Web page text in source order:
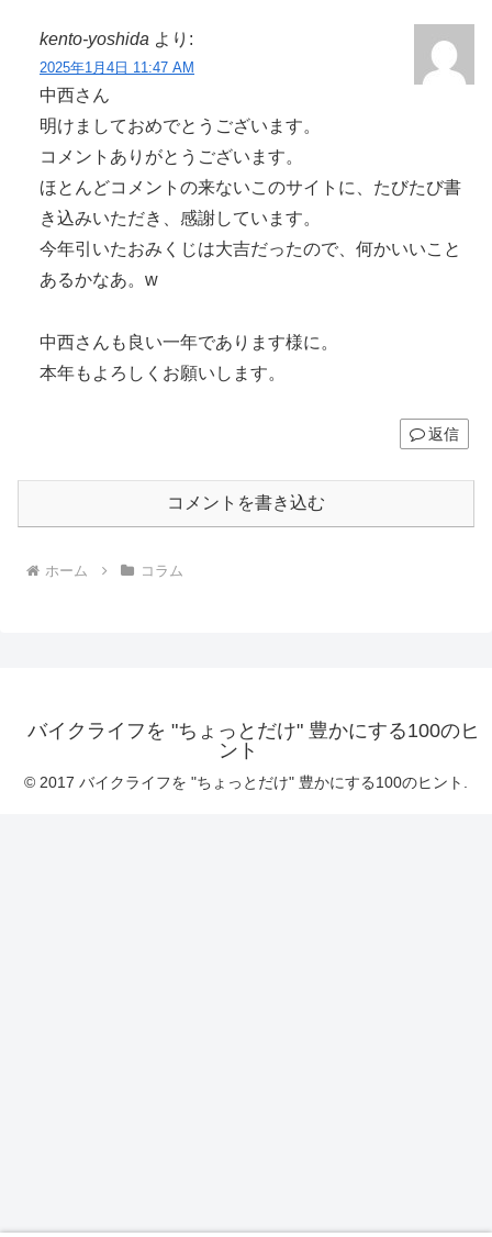
kento-yoshida より:
2025年1月4日 11:47 AM
中西さん
明けましておめでとうございます。
コメントありがとうございます。
ほとんどコメントの来ないこのサイトに、たびたび書
き込みいただき、感謝しています。
今年引いたおみくじは大吉だったので、何かいいこと
あるかなあ。w
中西さんも良い一年であります様に。
本年もよろしくお願いします。
返信
コメントを書き込む
ホーム コラム
バイクライフを "ちょっとだけ" 豊かにする100のヒ
ント
© 2017 バイクライフを "ちょっとだけ" 豊かにする100のヒント.